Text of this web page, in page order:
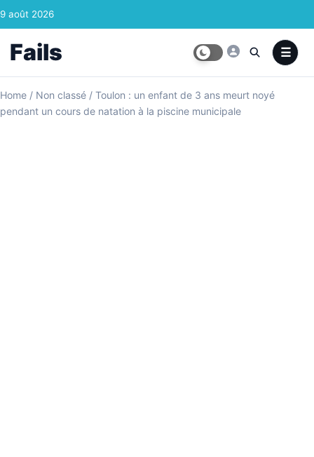
Skip to content
9 août 2026
Fails
Home / Non classé / Toulon : un enfant de 3 ans meurt noyé
pendant un cours de natation à la piscine municipale